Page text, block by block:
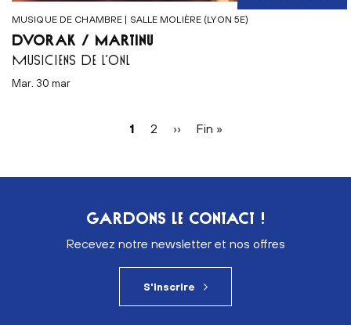
MUSIQUE DE CHAMBRE | SALLE MOLIÈRE (LYON 5E)
DVOŘÁK / MARTINŮ
MUSICIENS DE L’ONL
mar. 30 mar
Page
1 Page
2
Page
››
Dernière
Fin »
GARDONS LE CONTACT !
Recevez notre newsletter et nos offres
S'inscrire